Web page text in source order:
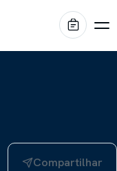
Compartilhar